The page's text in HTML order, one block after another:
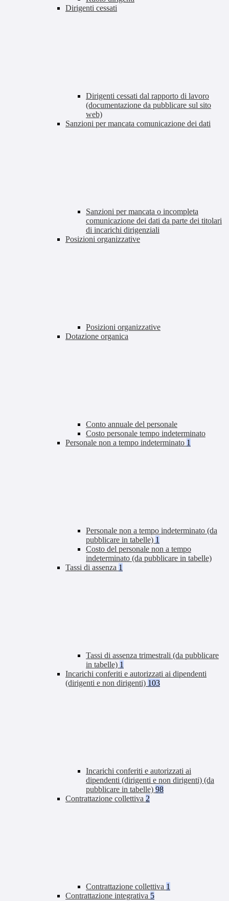
Dirigenti cessati
Dirigenti cessati dal rapporto di lavoro
(documentazione da pubblicare sul sito
web)
Sanzioni per mancata comunicazione dei dati
Sanzioni per mancata o incompleta
comunicazione dei dati da parte dei titolari
di incarichi dirigenziali
Posizioni organizzative
Posizioni organizzative
Dotazione organica
Conto annuale del personale
Costo personale tempo indeterminato
Personale non a tempo indeterminato 1
Personale non a tempo indeterminato (da
pubblicare in tabelle) 1
Costo del personale non a tempo
indeterminato (da pubblicare in tabelle)
Tassi di assenza 1
Tassi di assenza trimestrali (da pubblicare
in tabelle) 1
Incarichi conferiti e autorizzati ai dipendenti
(dirigenti e non dirigenti) 103
Incarichi conferiti e autorizzati ai
dipendenti (dirigenti e non dirigenti) (da
pubblicare in tabelle) 98
Contrattazione collettiva 2
Contrattazione collettiva 1
Contrattazione integrativa 5